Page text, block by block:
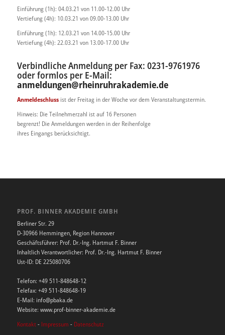
Einführung (1h): 04.03.21 von 11.00-12.00 Uhr
Vertiefung (4h): 10.03.21 von 09.00-13.00 Uhr
Einführung (1h): 12.03.21 von 14.00-15.00 Uhr
Vertiefung (4h): 22.03.21 von 13.00-17.00 Uhr
Verbindliche Anmeldung per Fax: 0231-9761976
oder formlos per E-Mail:
anmeldungen@rheinruhrakademie.de
Anmeldeschluss ist der Freitag in der Woche vor dem Veranstaltungstermin.
Hinweis: Die Teilnehmerzahl ist auf 16 Personen
begrenzt! Die Anmeldungen werden in der Reihenfolge
ihres Eingangs berücksichtigt.
PROF. BINNER AKADEMIE GMBH
Berliner Str. 29
D-30966 Hemmingen, Region Hannover
Geschäftsführer: Prof. Dr.-Ing. Hartmut F. Binner
Inhaltlich Verantwortlicher: Prof. Dr.-Ing. Hartmut F. Binner
Ust-ID: DE 225080706
Telefon: +49 511-848648-12
Telefax: +49 511-848648-19
E-Mail: info@pbaka.de
Website: www.prof-binner-akademie.de
Kontakt - Impressum - Datenschutz